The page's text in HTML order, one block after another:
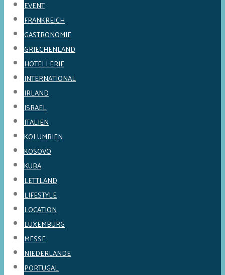
EVENT
FRANKREICH
GASTRONOMIE
GRIECHENLAND
HOTELLERIE
INTERNATIONAL
IRLAND
ISRAEL
ITALIEN
KOLUMBIEN
KOSOVO
KUBA
LETTLAND
LIFESTYLE
LOCATION
LUXEMBURG
MESSE
NIEDERLANDE
PORTUGAL